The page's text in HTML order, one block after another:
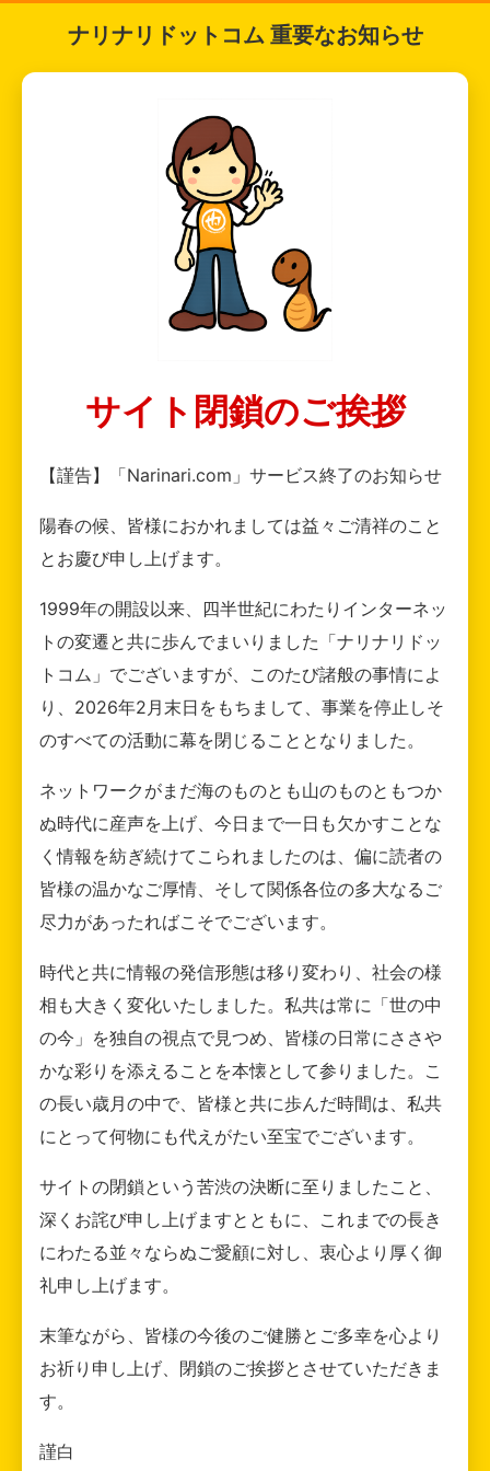
ナリナリドットコム 重要なお知らせ
サイト閉鎖のご挨拶
【謹告】「Narinari.com」サービス終了のお知らせ
陽春の候、皆様におかれましては益々ご清祥のこと
とお慶び申し上げます。
1999年の開設以来、四半世紀にわたりインターネッ
トの変遷と共に歩んでまいりました「ナリナリドッ
トコム」でございますが、このたび諸般の事情によ
り、2026年2月末日をもちまして、事業を停止しそ
のすべての活動に幕を閉じることとなりました。
ネットワークがまだ海のものとも山のものともつか
ぬ時代に産声を上げ、今日まで一日も欠かすことな
く情報を紡ぎ続けてこられましたのは、偏に読者の
皆様の温かなご厚情、そして関係各位の多大なるご
尽力があったればこそでございます。
時代と共に情報の発信形態は移り変わり、社会の様
相も大きく変化いたしました。私共は常に「世の中
の今」を独自の視点で見つめ、皆様の日常にささや
かな彩りを添えることを本懐として参りました。こ
の長い歳月の中で、皆様と共に歩んだ時間は、私共
にとって何物にも代えがたい至宝でございます。
サイトの閉鎖という苦渋の決断に至りましたこと、
深くお詫び申し上げますとともに、これまでの長き
にわたる並々ならぬご愛顧に対し、衷心より厚く御
礼申し上げます。
末筆ながら、皆様の今後のご健勝とご多幸を心より
お祈り申し上げ、閉鎖のご挨拶とさせていただきま
す。
謹白